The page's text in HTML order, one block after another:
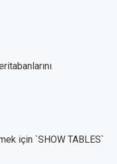
için `SHOW TABLES`